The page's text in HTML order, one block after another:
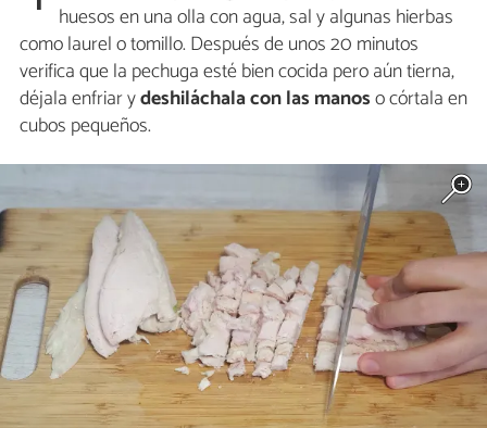
huesos en una olla con agua, sal y algunas hierbas
como laurel o tomillo. Después de unos 20 minutos
verifica que la pechuga esté bien cocida pero aún tierna,
déjala enfriar ydeshiláchala con las manoso córtala en
cubos pequeños.